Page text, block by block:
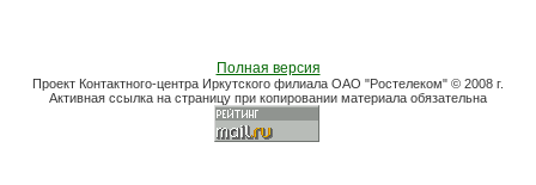
Полная версия
Проект Контактного-центра Иркутского филиала ОАО "Ростелеком" © 2008 г.
Активная ссылка на страницу при копировании материала обязательна